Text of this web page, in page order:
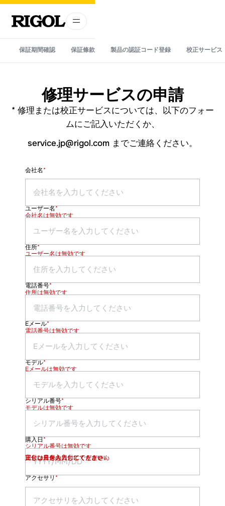
保証期間確認 保証條款 製品の認証コード登録 校正サービス
修理サービスの申請
* 修理または校正サービスについては、以下のフォー
ムにご記入いただくか、
service.jp@rigol.com までご連絡ください。
会社名 *
会社名は無効です
ユーザー名 *
ユーザー名は無効です
住所*
住所は無効です
電話番号*
電話番号は無効です
Eメール*
Eメールは無効です
モデル*
モデルは無効です
シリアル番号*
シリアル番号は無効です
購入日 *
正しい月を入力してください
正しい日を入力してください
日付は未来の日付にできません
完全な日付を入力してください
アクセサリ *